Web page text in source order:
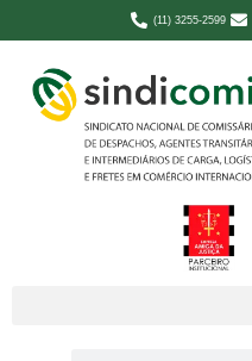
(11) 3255-2599